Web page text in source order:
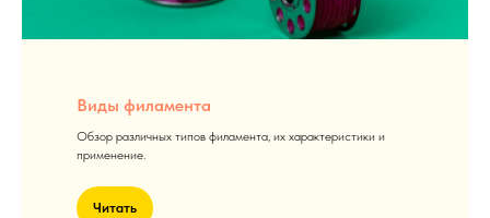
Виды филамента
Обзор различных типов филамента, их характеристики и
применение.
Читать